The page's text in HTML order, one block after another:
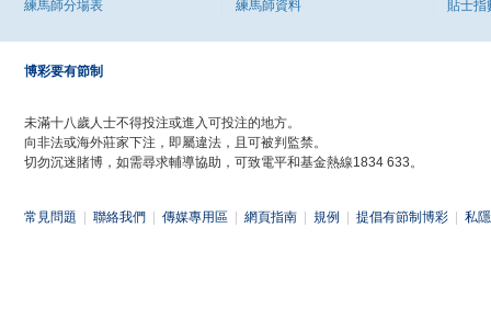
練馬師分場表
練馬師資料
貼士指
博彩要有節制
未滿十八歲人士不得投注或進入可投注的地方。
向非法或海外莊家下注，即屬違法，且可被判監禁。
切勿沉迷賭博，如需尋求輔導協助，可致電平和基金熱線1834 633。
常見問題 聯絡我們 傳媒專用區 網頁指南 規例 提倡有節制博彩 私